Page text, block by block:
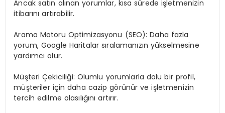
Ancak satın alınan yorumlar, kısa sürede işletmenizin
itibarını artırabilir.
Arama Motoru Optimizasyonu (SEO): Daha fazla
yorum, Google Haritalar sıralamanızın yükselmesine
yardımcı olur.
Müşteri Çekiciliği: Olumlu yorumlarla dolu bir profil,
müşteriler için daha cazip görünür ve işletmenizin
tercih edilme olasılığını artırır.